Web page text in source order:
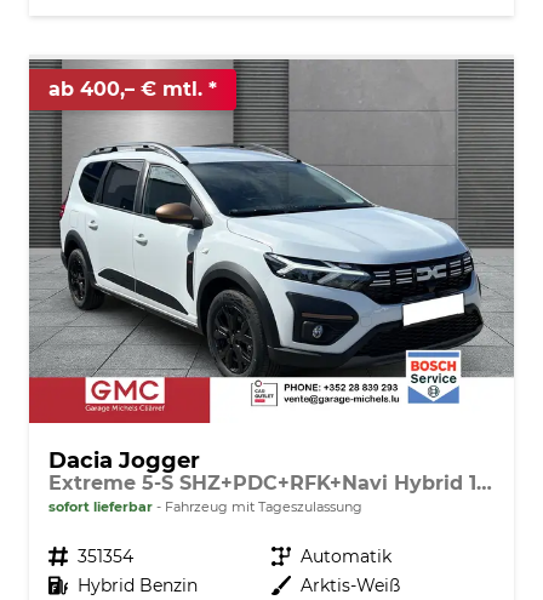
ab 400,– € mtl.
Dacia Jogger
Extreme 5-S SHZ+PDC+RFK+Navi Hybrid 140
sofort lieferbar Fahrzeug mit Tageszulassung
Fahrzeugnr. 351354 Getriebe Automatik
Kraftstoff Hybrid Benzin Außenfarbe Arktis-Weiß